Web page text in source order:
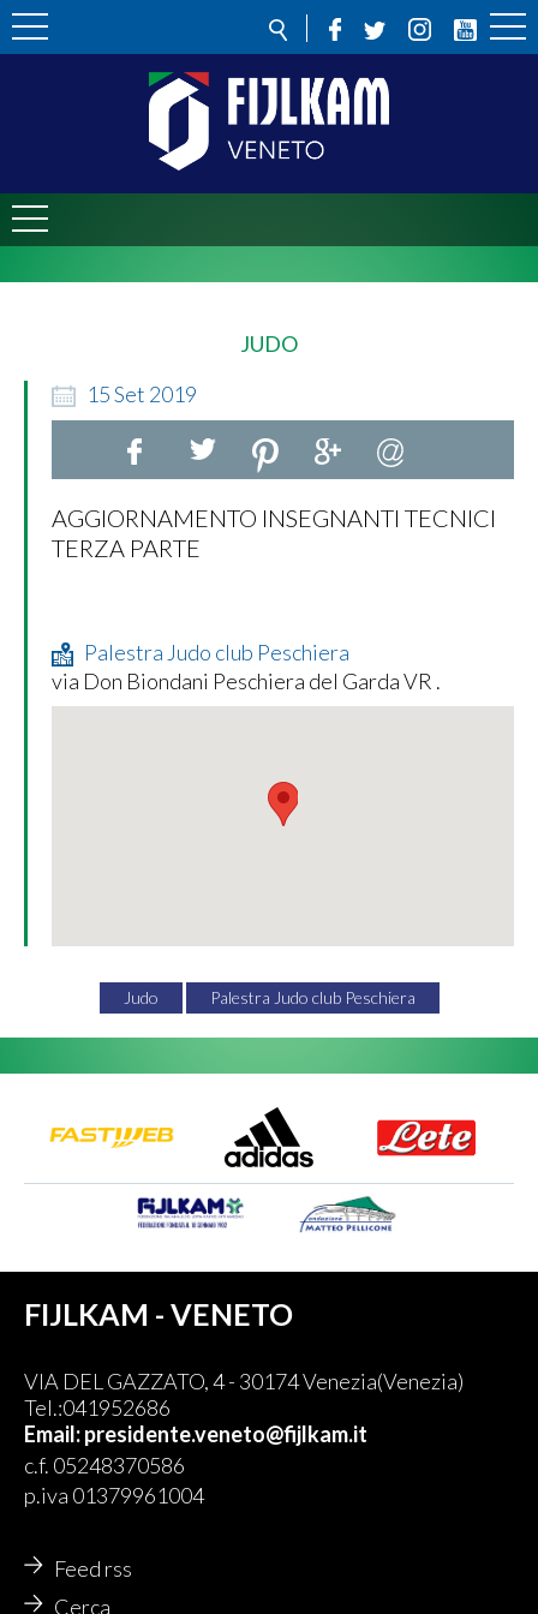
JUDO
15Set 2019
AGGIORNAMENTO INSEGNANTI TECNICI
TERZA PARTE
Palestra Judo club Peschiera
via Don Biondani Peschiera del Garda VR .
Judo Palestra Judo club Peschiera
FIJLKAM - VENETO
VIA DEL GAZZATO, 4 - 30174 Venezia(Venezia)
Tel.:041952686
Email: presidente.veneto@fijlkam.it
c.f. 05248370586
p.iva 01379961004
Feed rss
Cerca